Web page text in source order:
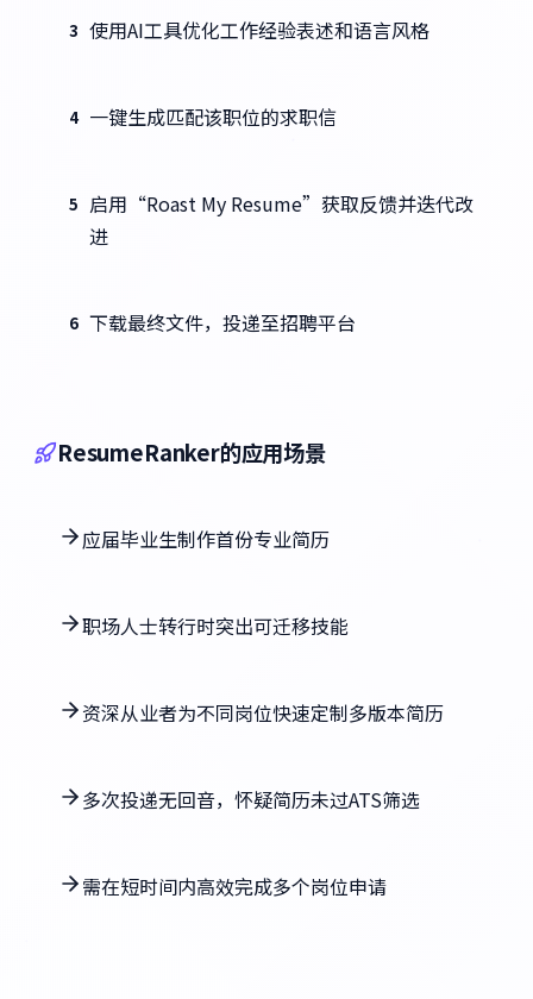
3 使用AI工具优化工作经验表述和语言风格
4 一键生成匹配该职位的求职信
5 启用“Roast My Resume”获取反馈并迭代改
进
6 下载最终文件，投递至招聘平台
ResumeRanker的应用场景
应届毕业生制作首份专业简历
职场人士转行时突出可迁移技能
资深从业者为不同岗位快速定制多版本简历
多次投递无回音，怀疑简历未过ATS筛选
需在短时间内高效完成多个岗位申请